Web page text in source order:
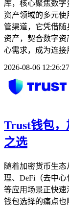
库，核心聚焦数
资产领域的多元
管渠道，它凭借
资产，契合数字
心需求，成为连接
2026-08-06 12:26:27
Trust钱包
之选
随着加密货币生态
理、DeFi（去中
等应用场景正快
钱包选择的痛点